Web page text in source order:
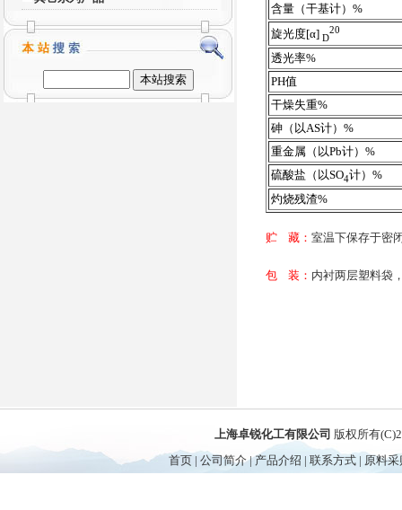
含量（干基计）%
旋光度[α] D
20
透光率%
PH值
干燥失重%
砷（以AS计）%
重金属（以Pb计）%
硫酸盐（以SO4计）%
灼烧残渣%
贮 藏： 室温下保存于密
包 装： 内衬两层塑料袋
上海卓锐化工有限公司 版权所有
首页 |公司简介|产品介绍 |联系方式 | 原料采